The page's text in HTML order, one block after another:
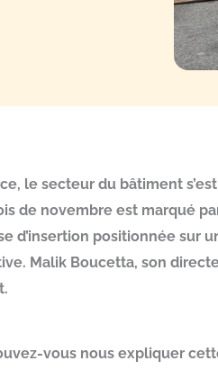
le secteur du bâtiment
de novembre est marqué
d’insertion positionnée
Malik Boucetta, son
vous nous expliquer